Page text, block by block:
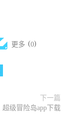
更多 (0)
下一篇
超级冒险岛app下载